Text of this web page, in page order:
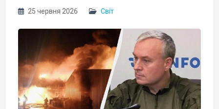
25 червня 2026 Світ